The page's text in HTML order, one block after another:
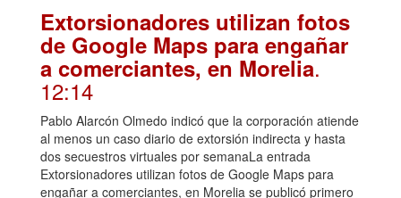
Extorsionadores utilizan fotos
de Google Maps para engañar
a comerciantes, en Morelia.
12:14
Pablo Alarcón Olmedo indicó que la corporación atiende
al menos un caso diario de extorsión indirecta y hasta
dos secuestros virtuales por semanaLa entrada
Extorsionadores utilizan fotos de Google Maps para
engañar a comerciantes, en Morelia se publicó primero